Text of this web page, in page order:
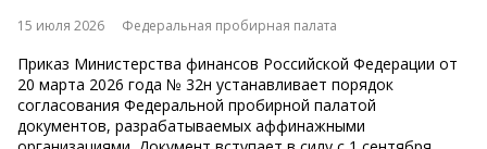
15 июля 2026 Федеральная пробирная палата
Приказ Министерства финансов Российской Федерации от
20 марта 2026 года № 32н устанавливает порядок
согласования Федеральной пробирной палатой
документов, разрабатываемых аффинажными